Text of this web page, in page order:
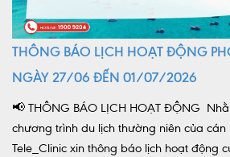
THÔNG BÁO LỊCH HOẠT ĐỘNG
NGÀY 27/06 ĐẾN 01/07/2026
📢 THÔNG BÁO LỊCH HOẠT ĐỘNG
chương trình du lịch thường niên của cán
Tele_Clinic xin thông báo lịch hoạt động